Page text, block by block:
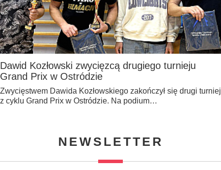
Dawid Kozłowski zwycięzcą drugiego turnieju
Grand Prix w Ostródzie
Zwycięstwem Dawida Kozłowskiego zakończył się drugi turniej
z cyklu Grand Prix w Ostródzie. Na podium…
NEWSLETTER